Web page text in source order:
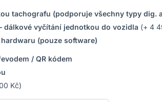
tachografu (podporuje všechny typy dig.
dálkové vyčítání jednotkou do vozidla (+ 4
(pouze software)
/ QR kódem
Kč)